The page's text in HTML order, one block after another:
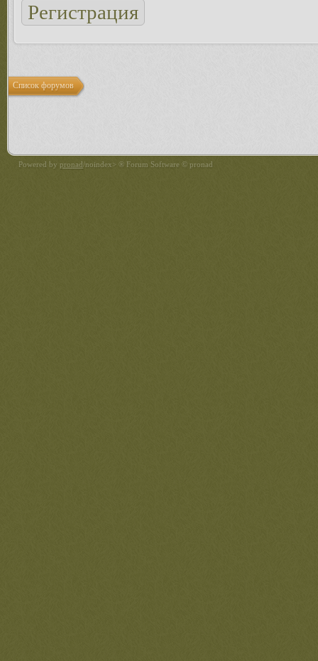
Регистрация
Список форумов
Powered by pronad/noindex> ® Forum Software © pronad